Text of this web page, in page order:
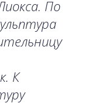
По
К